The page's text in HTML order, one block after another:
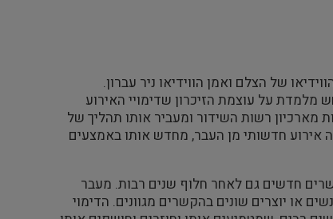
של הצלם ואמן הווידיאו ניר עברון.
מלמדת על עוצמת הזיכרון שדימויי האירוע
מארכיון רשות השידור ומעביר אותו תהליך של
אירוע חדשותי מן העבר, מחדש אותו באמצעים
חדשים גם לאחר חלוף שנים רבות. מעבר
או יוצרים שונים בהקשרים מגוונים. הדימוי